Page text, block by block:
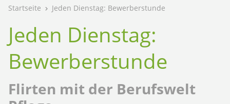
Startseite Jeden Dienstag: Bewerberstunde
Jeden Dienstag:
Bewerberstunde
Flirten mit der Berufswelt